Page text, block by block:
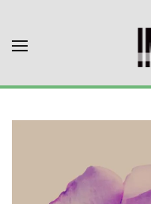
Skip to main content